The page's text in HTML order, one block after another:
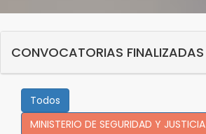
CONVOCATORIAS FINALIZADAS
Todos
MINISTERIO DE SEGURIDAD Y JUSTICIA